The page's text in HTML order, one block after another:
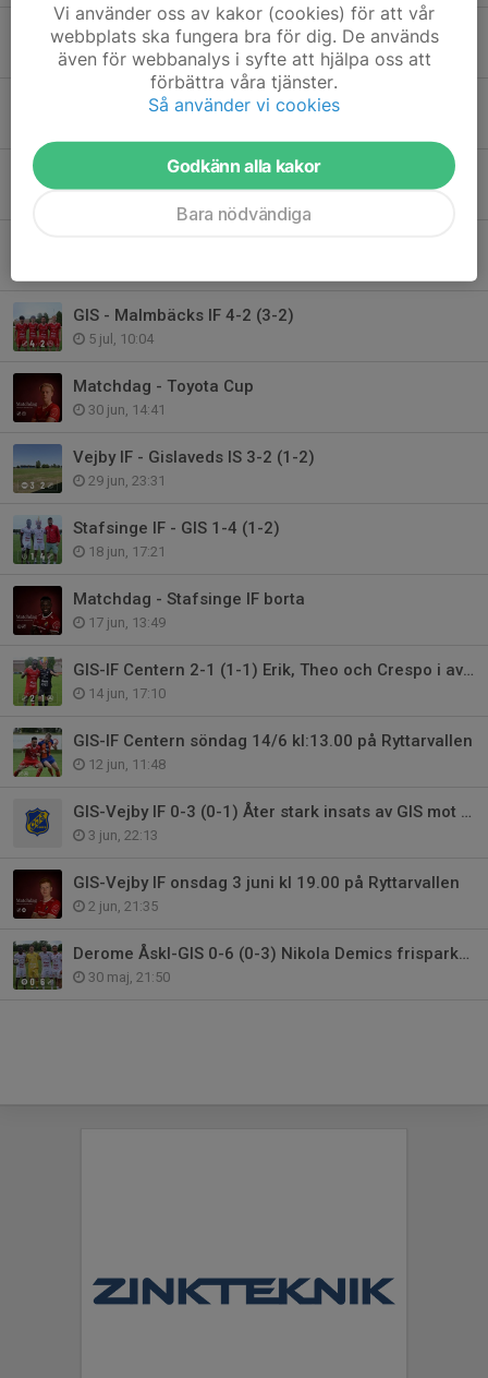
Matchdag - Högaborgs BK hemma
Igår, 10:42
Höstsäsongen drar igång - Fem matcher i augusti
GIS - Värnamo Södra 4-2 (3-2)
GIS - Malmbäcks IF 4-2 (3-2)
5 jul, 10:04
Matchdag - Toyota Cup
30 jun, 14:41
Vejby IF - Gislaveds IS 3-2 (1-2)
29 jun, 23:31
Stafsinge IF - GIS 1-4 (1-2)
18 jun, 17:21
Matchdag - Stafsinge IF borta
17 jun, 13:49
GIS-IF Centern 2-1 (1-1) Erik, Theo och Crespo i avgörande insatser.
14 jun, 17:10
GIS-IF Centern söndag 14/6 kl:13.00 på Ryttarvallen
12 jun, 11:48
GIS-Vejby IF 0-3 (0-1) Åter stark insats av GIS mot topplag
3 jun, 22:13
GIS-Vejby IF onsdag 3 juni kl 19.00 på Ryttarvallen
2 jun, 21:35
Derome Åskl-GIS 0-6 (0-3) Nikola Demics frisparksmål visar vägen.
30 maj, 21:50
Vi använder oss av kakor (cookies) för att vår
webbplats ska fungera bra för dig. De används
även för webbanalys i syfte att hjälpa oss att
förbättra våra tjänster.
Så använder vi cookies
Godkänn alla kakor
Bara nödvändiga